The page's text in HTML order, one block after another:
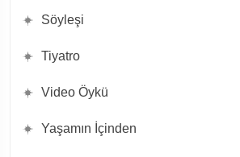
Söyleşi
Tiyatro
Video Öykü
Yaşamın İçinden